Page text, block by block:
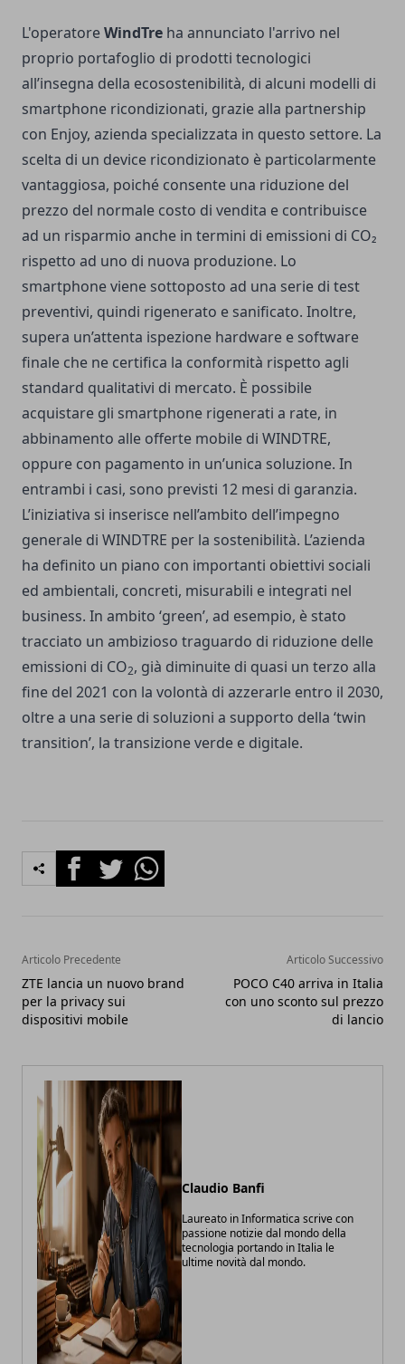
L'operatoreWindTre ha annunciato l'arrivo nel
proprio portafoglio di prodotti tecnologici
all’insegna della ecosostenibilità, di alcuni modelli di
smartphone ricondizionati, grazie alla partnership
con Enjoy, azienda specializzata in questo settore. La
scelta di un device ricondizionato è particolarmente
vantaggiosa, poiché consente una riduzione del
prezzo del normale costo di vendita e contribuisce
ad un risparmio anche in termini di emissioni di CO₂
rispetto ad uno di nuova produzione. Lo
smartphone viene sottoposto ad una serie di test
preventivi, quindi rigenerato e sanificato. Inoltre,
supera un’attenta ispezione hardware e software
finale che ne certifica la conformità rispetto agli
standard qualitativi di mercato. È possibile
acquistare gli smartphone rigenerati a rate, in
abbinamento alle offerte mobile di WINDTRE,
oppure con pagamento in un’unica soluzione. In
entrambi i casi, sono previsti 12 mesi di garanzia.
L’iniziativa si inserisce nell’ambito dell’impegno
generale di WINDTRE per la sostenibilità. L’azienda
ha definito un piano con importanti obiettivi sociali
ed ambientali, concreti, misurabili e integrati nel
business. In ambito ‘green’, ad esempio, è stato
tracciato un ambizioso traguardo di riduzione delle
emissioni di CO2, già diminuite di quasi un terzo alla
fine del 2021 con la volontà di azzerarle entro il 2030,
oltre a una serie di soluzioni a supporto della ‘twin
transition’, la transizione verde e digitale.
FacebookTwitterWhatsapp
Articolo Precedente
ZTE lancia un nuovo brand
per la privacy sui
dispositivi mobile
Articolo Successivo
POCO C40 arriva in Italia
con uno sconto sul prezzo
di lancio
Claudio Banfi
Laureato in Informatica scrive con
passione notizie dal mondo della
tecnologia portando in Italia le
ultime novità dal mondo.